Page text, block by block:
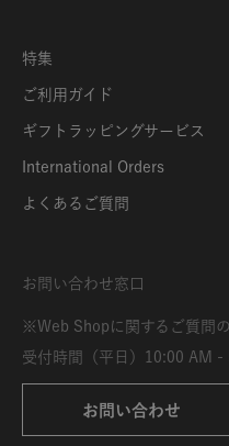
特集
ご利用ガイド
ギフトラッピングサービス
International Orders
よくあるご質問
お問い合わせ窓口
※Web Shopに関するご質問
受付時間（平日）10:00 AM -
お問い合わせ